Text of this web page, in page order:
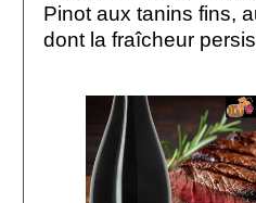
Pinot aux tanins fins,
dont la fraîcheur